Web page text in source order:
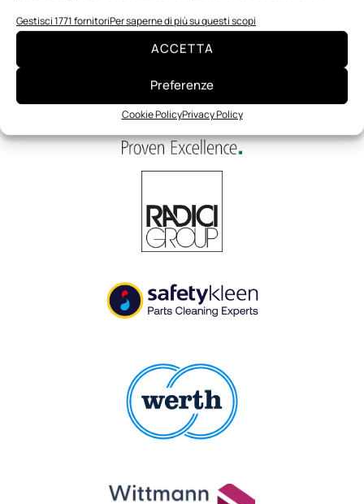
Gestisci 1771 fornitoriPer saperne di più su questi scopi
ACCETTA
Preferenze
Cookie PolicyPrivacy Policy